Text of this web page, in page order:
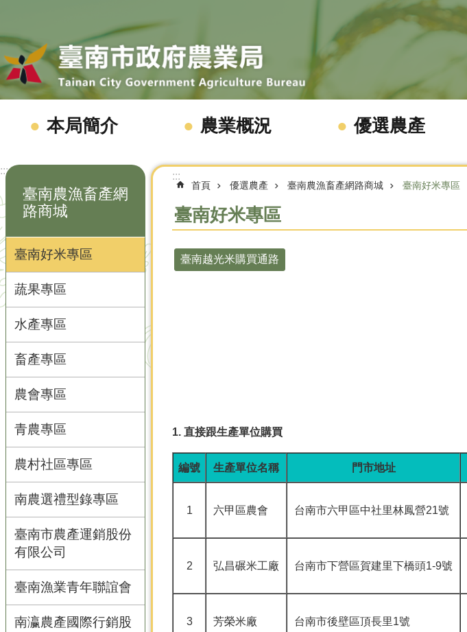
本局簡介 農業概況 優選農產
:::
臺南農漁畜產網
路商城
臺南好米專區
蔬果專區
水產專區
畜產專區
農會專區
青農專區
農村社區專區
南農選禮型錄專區
臺南市農產運銷股份
有限公司
臺南漁業青年聯誼會
南瀛農產國際行銷股
:::
首頁 優選農產 臺南農漁畜產網路商城 臺南好米專區
臺南好米專區
臺南越光米購買通路
1. 直接跟生產單位購買
編號 生產單位名稱 門市地址
1 六甲區農會 台南市六甲區中社里林鳳營21號
2 弘昌碾米工廠 台南市下營區賀建里下橋頭1-9號
3 芳榮米廠 台南市後壁區頂長里1號